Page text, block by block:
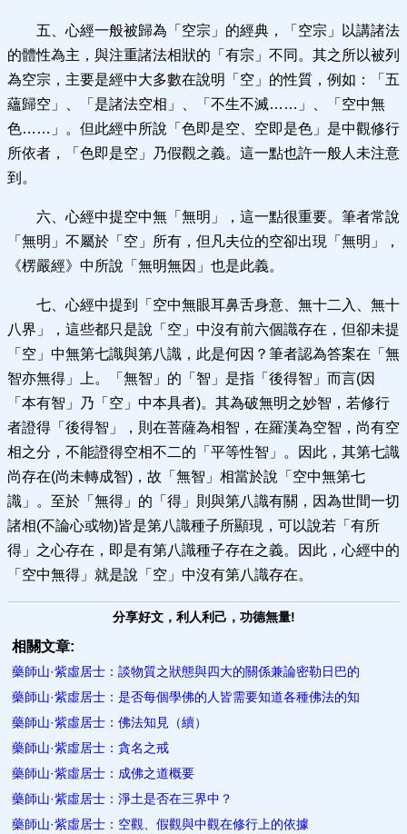
五、心經一般被歸為「空宗」的經典，「空宗」以講諸法
的體性為主，與注重諸法相狀的「有宗」不同。其之所以被列
為空宗，主要是經中大多數在說明「空」的性質，例如：「五
蘊歸空」、「是諸法空相」、「不生不滅……」、「空中無
色……」。但此經中所說「色即是空、空即是色」是中觀修行
所依者，「色即是空」乃假觀之義。這一點也許一般人未注意
到。
六、心經中提空中無「無明」，這一點很重要。筆者常說
「無明」不屬於「空」所有，但凡夫位的空卻出現「無明」，
《楞嚴經》中所說「無明無因」也是此義。
七、心經中提到「空中無眼耳鼻舌身意、無十二入、無十
八界」，這些都只是說「空」中沒有前六個識存在，但卻未提
「空」中無第七識與第八識，此是何因？筆者認為答案在「無
智亦無得」上。「無智」的「智」是指「後得智」而言(因
「本有智」乃「空」中本具者)。其為破無明之妙智，若修行
者證得「後得智」，則在菩薩為相智，在羅漢為空智，尚有空
相之分，不能證得空相不二的「平等性智」。因此，其第七識
尚存在(尚未轉成智)，故「無智」相當於說「空中無第七
識」。至於「無得」的「得」則與第八識有關，因為世間一切
諸相(不論心或物)皆是第八識種子所顯現，可以說若「有所
得」之心存在，即是有第八識種子存在之義。因此，心經中的
「空中無得」就是說「空」中沒有第八識存在。
分享好文，利人利己，功德無量!
相關文章:
藥師山·紫虛居士：談物質之狀態與四大的關係兼論密勒日巴的
藥師山·紫虛居士：是否每個學佛的人皆需要知道各種佛法的知
藥師山·紫虛居士：佛法知見（續）
藥師山·紫虛居士：貪名之戒
藥師山·紫虛居士：成佛之道概要
藥師山·紫虛居士：淨土是否在三界中？
藥師山·紫虛居士：空觀、假觀與中觀在修行上的依據